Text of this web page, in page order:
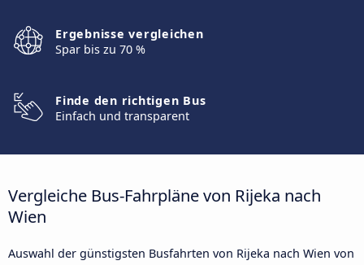
Ergebnisse vergleichen
Spar bis zu 70 %
Finde den richtigen Bus
Einfach und transparent
Vergleiche Bus-Fahrpläne von Rijeka nach
Wien
Auswahl der günstigsten Busfahrten von Rijeka nach Wien von